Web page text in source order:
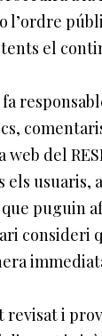
l’ordre
el
fa
del
els
puguin
consideri
revisat i